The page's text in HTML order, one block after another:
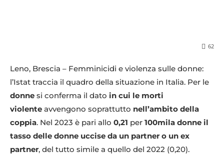
62
Leno, Brescia – Femminicidi e violenza sulle donne:
l’Istat traccia il quadro della situazione in Italia. Per le
donne si conferma il dato in cui le morti
violente avvengono soprattutto nell’ambito della
coppia. Nel 2023 è pari allo 0,21 per 100mila donne il
tasso delle donne uccise da un partner o un ex
partner, del tutto simile a quello del 2022 (0,20).